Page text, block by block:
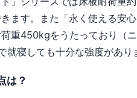
ます。また「永く使える安
重450kgをうたっており（
就寝しても十分な強度があり
は？